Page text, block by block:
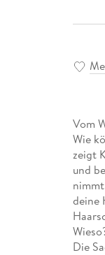
Vom
Wie
zeigt
und
deine
Die